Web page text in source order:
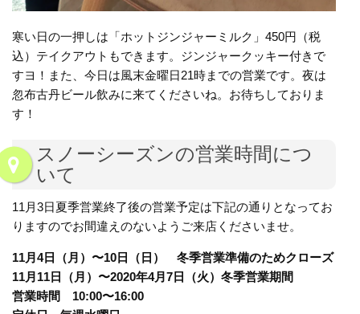
寒い日の一押しは「ホットジンジャーミルク」450円（税
込）テイクアウトもできます。ジンジャークッキー付きで
すヨ！また、今日は風末金曜日21時までの営業です。夜は
忽布古丹ビール飲みに来てくださいね。お待ちしておりま
す！
スノーシーズンの営業時間につ
いて
11月3日夏季営業終了後の営業予定は下記の通りとなってお
りますのでお間違えのないようご来店くださいませ。
11月4日（月）〜10日（日） 冬季営業準備のためクローズ
11月11日（月）〜2020年4月7日（火）冬季営業期間
営業時間 10:00〜16:00